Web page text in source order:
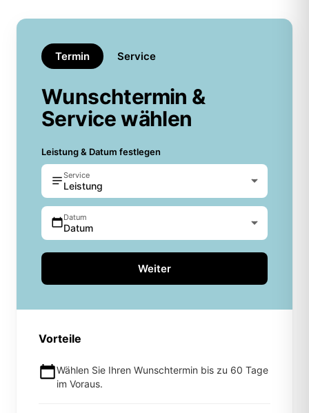
Termin Service
Wunschtermin &
Service wählen
Leistung & Datum festlegen
Service
Leistung
Datum
Datum
Weiter
Vorteile
Wählen Sie Ihren Wunschtermin bis zu 60 Tage
im Voraus.